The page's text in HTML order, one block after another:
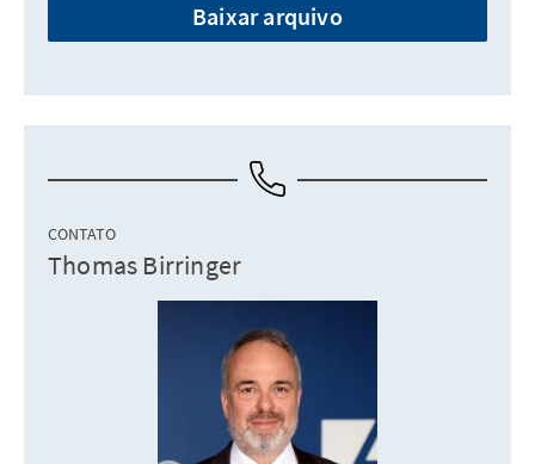
Baixar arquivo
CONTATO
Thomas Birringer